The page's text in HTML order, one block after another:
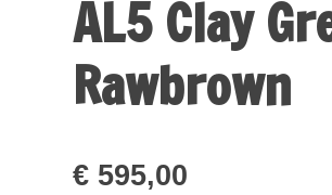
AL5 Clay
Rawbrown
€ 595,00